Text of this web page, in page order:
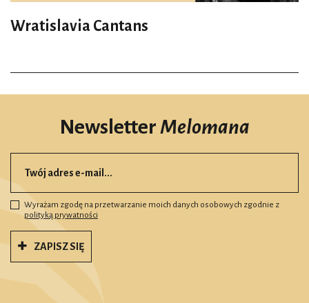
Wratislavia Cantans
NewsletterMelomana
Wyrażam zgodę na przetwarzanie moich danych osobowych zgodnie z
polityką prywatności
ZAPISZ SIĘ